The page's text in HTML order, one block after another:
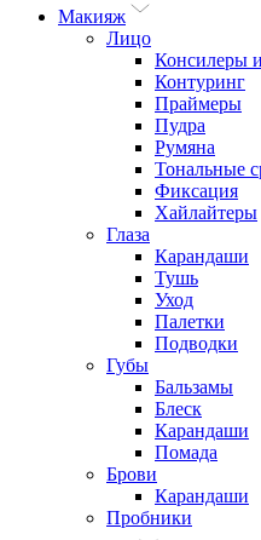
Макияж
Лицо
Консилеры
Контуринг
Праймеры
Пудра
Румяна
Тональные
Фиксация
Хайлайтеры
Глаза
Карандаши
Тушь
Уход
Палетки
Подводки
Губы
Бальзамы
Блеск
Карандаши
Помада
Брови
Карандаши
Пробники